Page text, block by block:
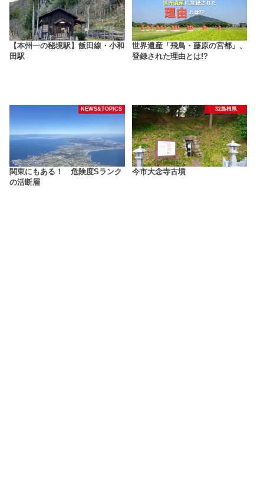
【本州一の秘境駅】飯田線・小和
田駅
世界遺産「飛鳥・藤原の宮都」、
登録された理由とは!?
NEWS&TOPICS
関東にもある！ 危険度Sランク
の活断層
32島根県
今市大念寺古墳